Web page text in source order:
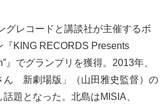
グレコードと講談社が主催するボ
『KING RECORDS Presents
』でグランプリを獲得。2013年、
ん 新劇場版」（山田雅史監督）の
題となった。北島はMISIA、